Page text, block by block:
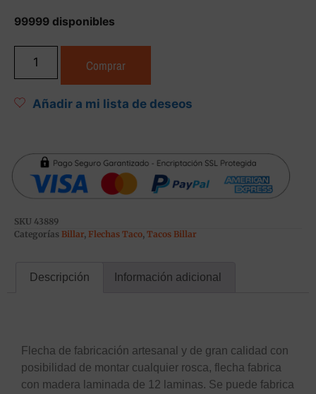
99999 disponibles
Comprar
Añadir a mi lista de deseos
SKU 43889
Categorías Billar, Flechas Taco, Tacos Billar
Descripción Información adicional
Flecha de fabricación artesanal y de gran calidad con
posibilidad de montar cualquier rosca, flecha fabrica
con madera laminada de 12 laminas. Se puede fabrica